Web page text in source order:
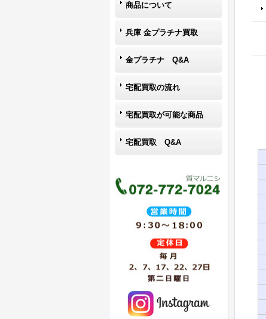
商品について
兵庫 金プラチナ買取
金プラチナ Q&A
宅配買取の流れ
宅配買取が可能な商品
宅配買取 Q&A